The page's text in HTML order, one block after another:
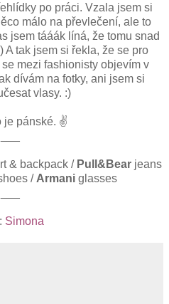
po práci. Vzala jsem si
málo na převlečení, ale to
jsem tááák líná, že tomu snad
A tak jsem si řekla, že se pro
mezi fashionisty objevím v
dívám na fotky, ani jsem si
vlasy. :)
je pánské. ✌
& backpack / Pull&Bearjeans
/ Armaniglasses
Simona